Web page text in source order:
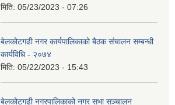
मिति: 05/23/2023 - 07:26
बेलकोटगढी नगर कार्यपालिकाको बैठक संचालन सम्बन्धी
कार्यविधि - २०७४
मिति: 05/22/2023 - 15:43
बेलकोटगढी नगरपालिकाको नगर सभा सञ्चालन